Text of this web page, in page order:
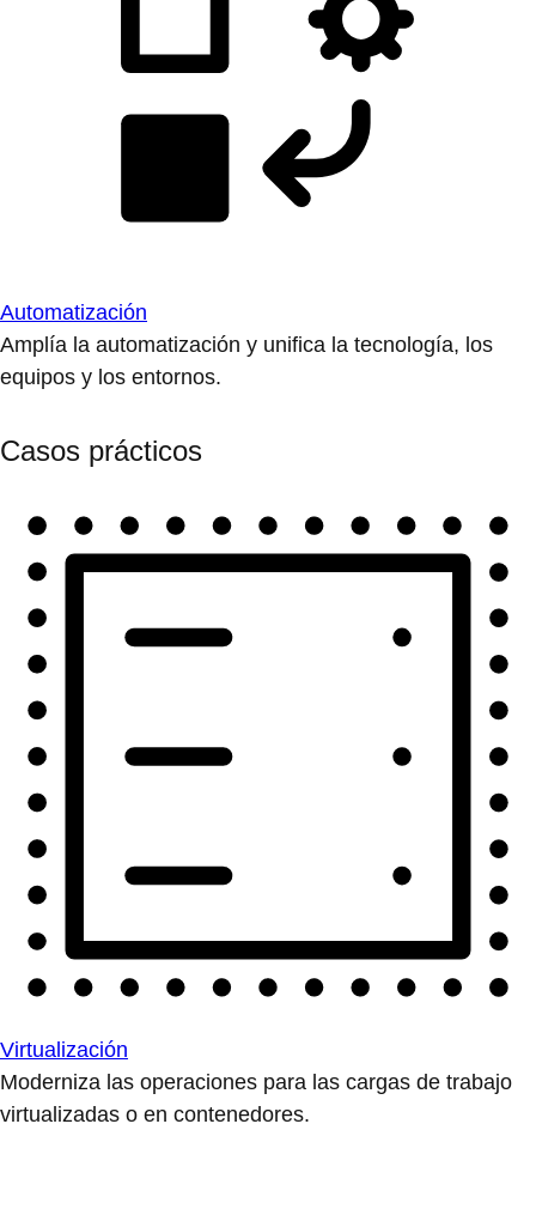
Automatización
Amplía la automatización y unifica la tecnología, los
equipos y los entornos.
Casos prácticos
Virtualización
Moderniza las operaciones para las cargas de trabajo
virtualizadas o en contenedores.